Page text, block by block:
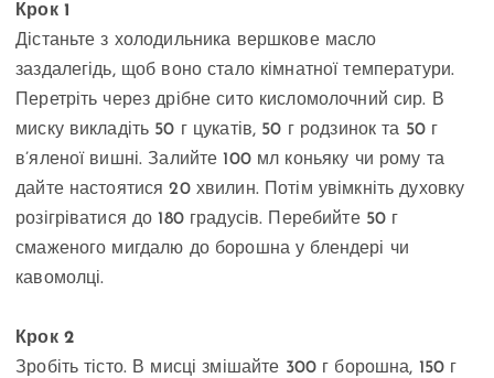
Крок 1
Дістаньте з холодильника вершкове масло
заздалегідь, щоб воно стало кімнатної температури.
Перетріть через дрібне сито кисломолочний сир. В
миску викладіть 50 г цукатів, 50 г родзинок та 50 г
в’яленої вишні. Залийте 100 мл коньяку чи рому та
дайте настоятися 20 хвилин. Потім увімкніть духовку
розігріватися до 180 градусів. Перебийте 50 г
смаженого мигдалю до борошна у блендері чи
кавомолці.
Крок 2
Зробіть тісто. В мисці змішайте 300 г борошна, 150 г